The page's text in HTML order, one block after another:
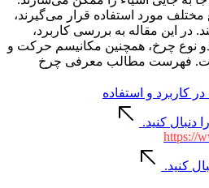
مورد استفاده قرار می‌گیرند،
در این مقاله به بررسی کاربرد،
دو نوع چرخ، همچنین مکانیسم حرکت و
فهرست مطالب معرفی چرخ
کاربرد و استفاده
را دنبال کنید.
https://
کنید.